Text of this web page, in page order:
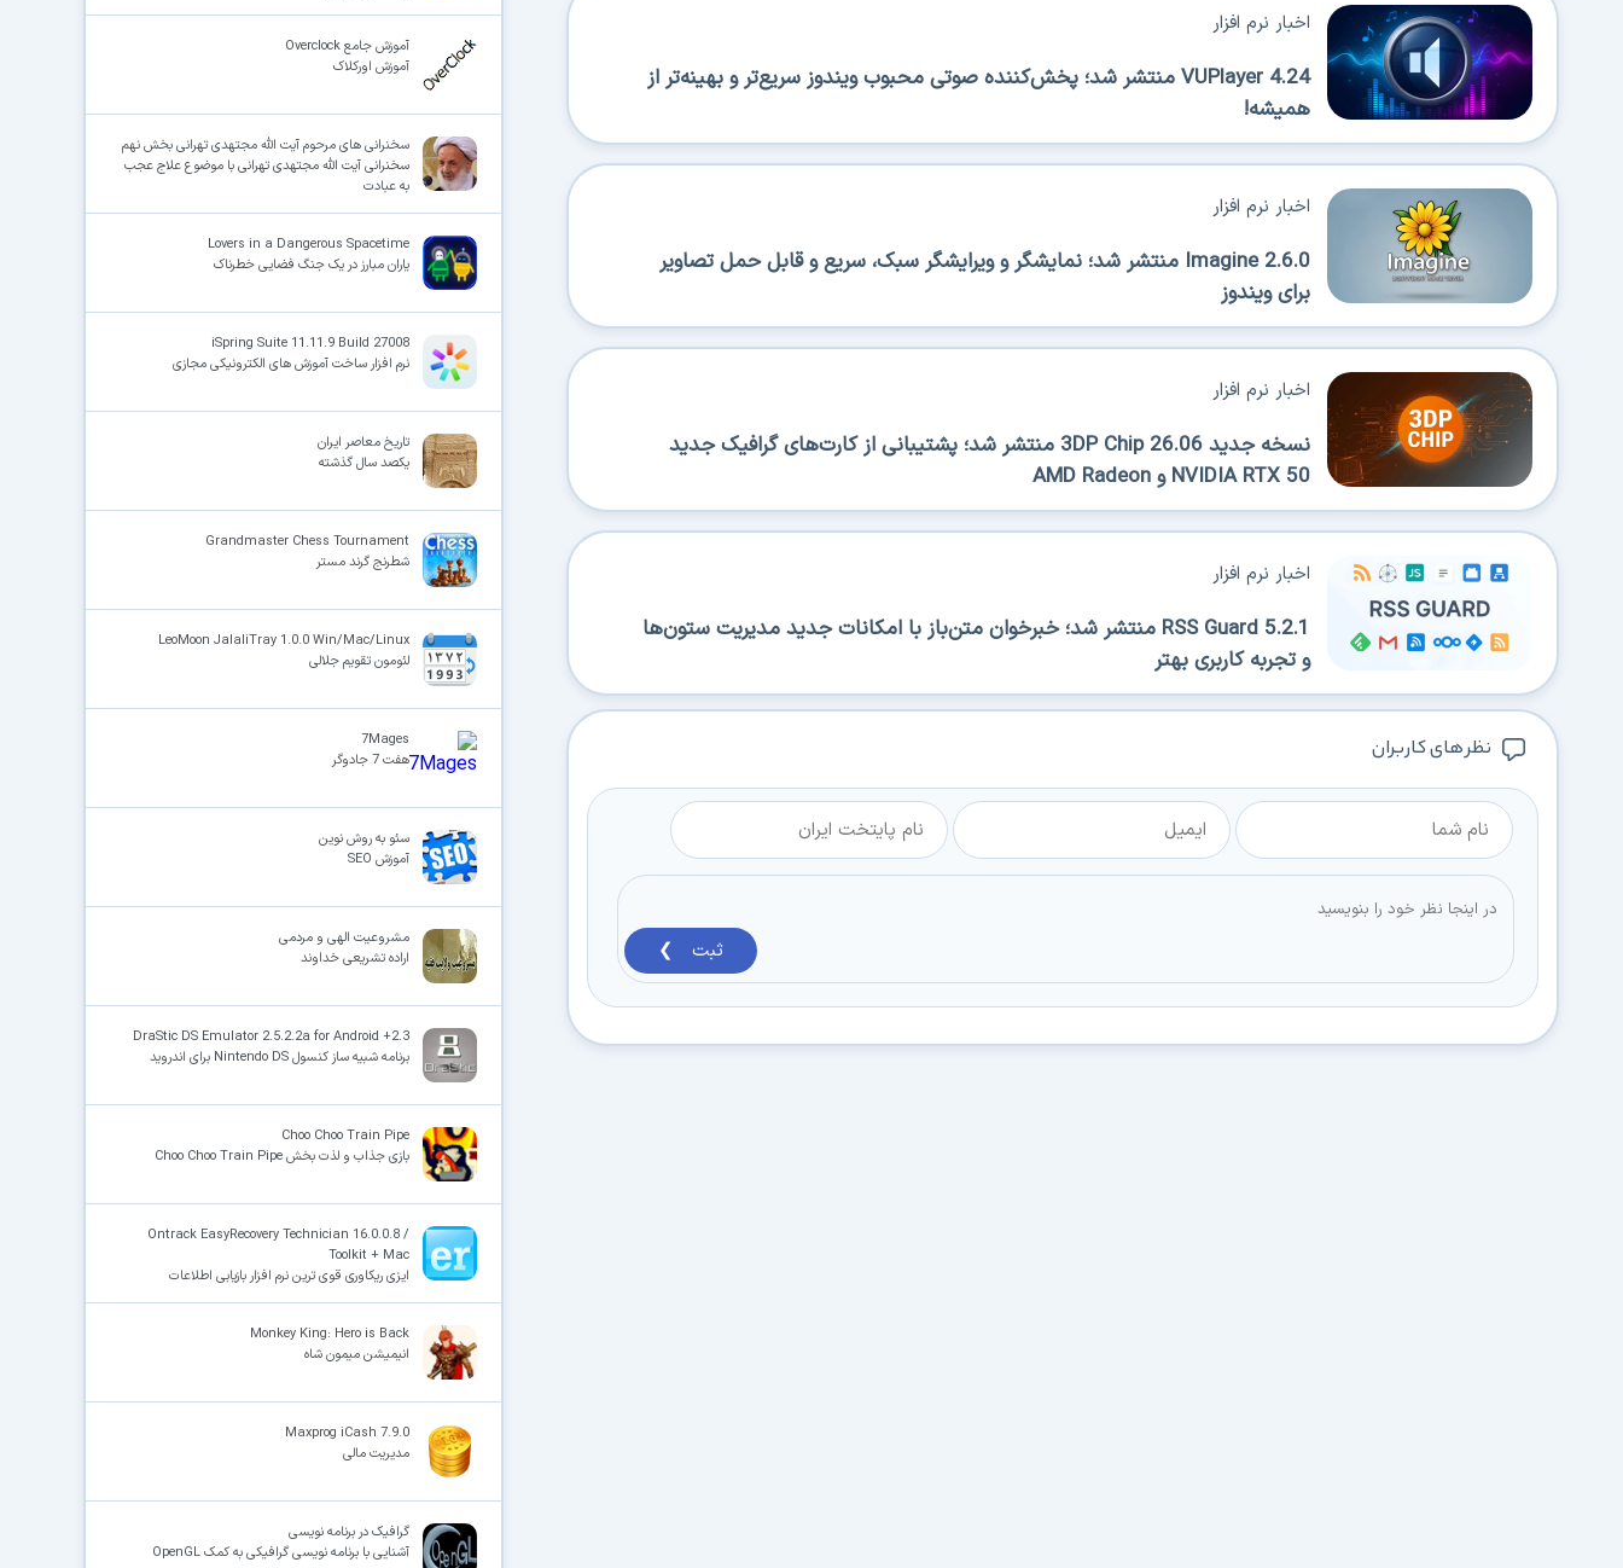
VUPlayer 4.24 منتشر شد؛ پخش‌کننده صوتی محبوب ویندوز سریع‌تر و بهینه‌تر از
همیشه!
اخبار نرم افزار
Imagine 2.6.0 منتشر شد؛ نمایشگر و ویرایشگر سبک، سریع و قابل حمل تصاویر
برای ویندوز
اخبار نرم افزار
نسخه جدید 3DP Chip 26.06 منتشر شد؛ پشتیبانی از کارت‌های گرافیک جدید
NVIDIA RTX 50 و AMD Radeon
اخبار نرم افزار
RSS Guard 5.2.1 منتشر شد؛ خبرخوان متن‌باز با امکانات جدید مدیریت ستون‌ها
و تجربه کاربری بهتر
اخبار نرم افزار
نظر های کاربران
ثبت ❯
آموزش جامع Overclock
آموزش اورکلاک
سخنرانی های مرحوم آیت الله مجتهدی تهرانی بخش نهم
سخنرانی آیت الله مجتهدی تهرانی با موضوع علاج عجب
به عبادت
Lovers in a Dangerous Spacetime
یاران مبارز در یک جنگ فضایی خطرناک
iSpring Suite 11.11.9 Build 27008
نرم افزار ساخت آموزش های الکترونیکی مجازی
تاریخ معاصر ایران
یکصد سال گذشته
Grandmaster Chess Tournament
شطرنج گرند مستر
LeoMoon JalaliTray 1.0.0 Win/Mac/Linux
لئومون تقویم جلالی
7Mages
هفت 7 جادوگر
سئو به روش نوین
آموزش SEO
مشروعیت الهی و مردمی
اراده تشریعى خداوند
DraStic DS Emulator 2.5.2.2a for Android +2.3
برنامه شبیه ساز کنسول Nintendo DS برای اندروید
Choo Choo Train Pipe
بازی جذاب و لذت بخش Choo Choo Train Pipe
Ontrack EasyRecovery Technician 16.0.0.8 /
Toolkit + Mac
ایزی ریکاوری قوی ترین نرم افزار بازیابی اطلاعات
Monkey King: Hero is Back
انیمیشن میمون شاه
Maxprog iCash 7.9.0
مدیریت مالی
گرافیک در برنامه نویسی
آشنایی با برنامه نویسی گرافیکی به کمک OpenGL